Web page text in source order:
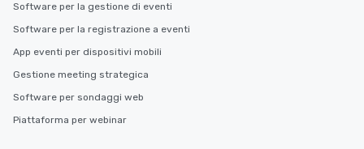
Software per la gestione di eventi
Software per la registrazione a eventi
App eventi per dispositivi mobili
Gestione meeting strategica
Software per sondaggi web
Piattaforma per webinar